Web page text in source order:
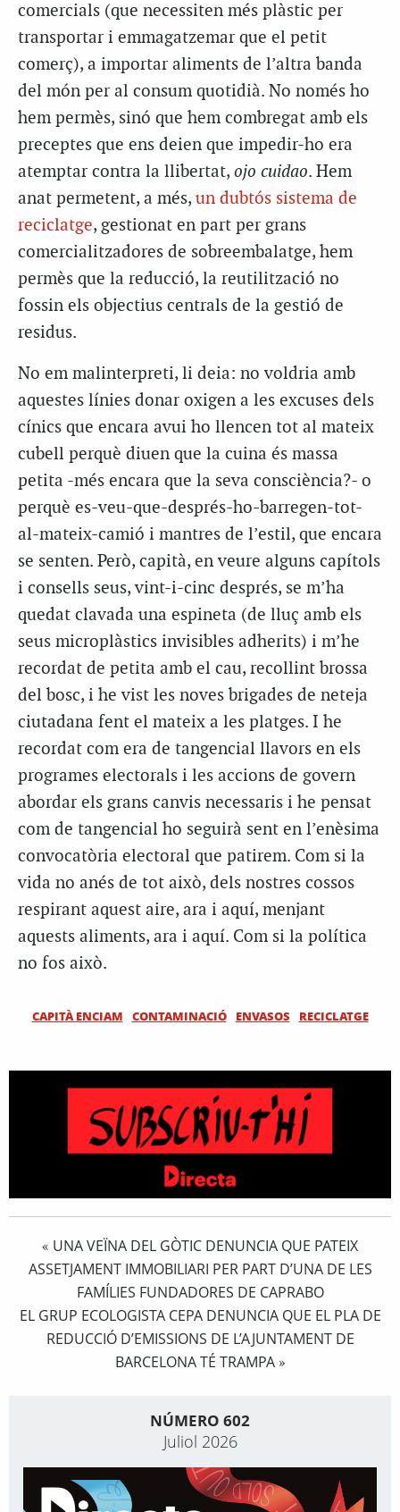
comercials (que necessiten més plàstic per
transportar i emmagatzemar que el petit
comerç), a importar aliments de l’altra banda
del món per al consum quotidià. No només ho
hem permès, sinó que hem combregat amb els
preceptes que ens deien que impedir-ho era
atemptar contra la llibertat, ojo cuidao. Hem
anat permetent, a més, un dubtós sistema de
reciclatge, gestionat en part per grans
comercialitzadores de sobreembalatge, hem
permès que la reducció, la reutilització no
fossin els objectius centrals de la gestió de
residus.
No em malinterpreti, li deia: no voldria amb
aquestes línies donar oxigen a les excuses dels
cínics que encara avui ho llencen tot al mateix
cubell perquè diuen que la cuina és massa
petita -més encara que la seva consciència?- o
perquè es-veu-que-després-ho-barregen-tot-
al-mateix-camió i mantres de l’estil, que encara
se senten. Però, capità, en veure alguns capítols
i consells seus, vint-i-cinc després, se m’ha
quedat clavada una espineta (de lluç amb els
seus microplàstics invisibles adherits) i m’he
recordat de petita amb el cau, recollint brossa
del bosc, i he vist les noves brigades de neteja
ciutadana fent el mateix a les platges. I he
recordat com era de tangencial llavors en els
programes electorals i les accions de govern
abordar els grans canvis necessaris i he pensat
com de tangencial ho seguirà sent en l’enèsima
convocatòria electoral que patirem. Com si la
vida no anés de tot això, dels nostres cossos
respirant aquest aire, ara i aquí, menjant
aquests aliments, ara i aquí. Com si la política
no fos això.
CAPITÀ ENCIAM CONTAMINACIÓ ENVASOS RECICLATGE
« UNA VEÏNA DEL GÒTIC DENUNCIA QUE PATEIX
ASSETJAMENT IMMOBILIARI PER PART D’UNA DE LES
FAMÍLIES FUNDADORES DE CAPRABO
EL GRUP ECOLOGISTA CEPA DENUNCIA QUE EL PLA DE
REDUCCIÓ D’EMISSIONS DE L’AJUNTAMENT DE
BARCELONA TÉ TRAMPA»
NÚMERO 602
Juliol 2026